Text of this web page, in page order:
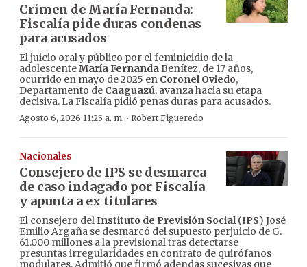
Crimen de María Fernanda:
Fiscalía pide duras condenas
para acusados
El juicio oral y público por el feminicidio de la
adolescenteMaría FernandaBenítez, de 17 años,
ocurrido en mayo de 2025 en Coronel Oviedo,
Departamento de Caaguazú, avanza hacia su etapa
decisiva. La Fiscalía pidió penas duras para acusados.
Agosto 6, 2026 11:25 a. m. · Robert Figueredo
Nacionales
Consejero de IPS se desmarca
de caso indagado por Fiscalía
y apunta a ex titulares
El consejero delInstituto de Previsión Social(IPS) José
Emilio Argaña se desmarcó del supuesto perjuicio de G.
61.000 millones a la previsional tras detectarse
presuntas irregularidades en contrato de quirófanos
modulares. Admitió que firmó adendas sucesivas que